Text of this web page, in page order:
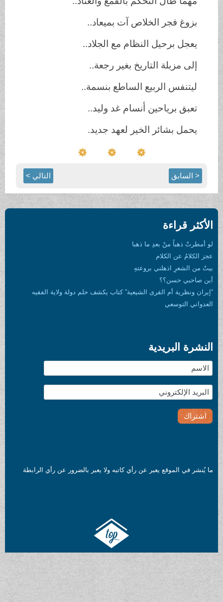
بزوغ فجر الخلاص آت بميعاد..
يعجل برحيل النظام مع الجلاد..
إلى مزبلة التاريخ بغير رجعة..
ليتنفس الربيع الساطع بنسمة..
تعبق برياحين أنسام غد وليد..
يحمل بشائر الخير لعهد جديد.
< السابق التالي >
الأكثر قراءة
لو أمطرتْ ذهباً منْ بعدِ ما ذهبا
عجز الكلامُ عن الكلام
بيتٌ من الشعرِ اذهلني بروعتهِ
أين صاحبي حسن؟؟
“إيران ونظرية أم القرى الشيعية” كتاب يكشف حلم دولة ولاية الفقيه
العدواني التوسعي
النشرة البريدية
ما يُنشر في الموقع يعبر عن رأي كاتبه ولا يعبر بالضرور عن رأي الرابطة